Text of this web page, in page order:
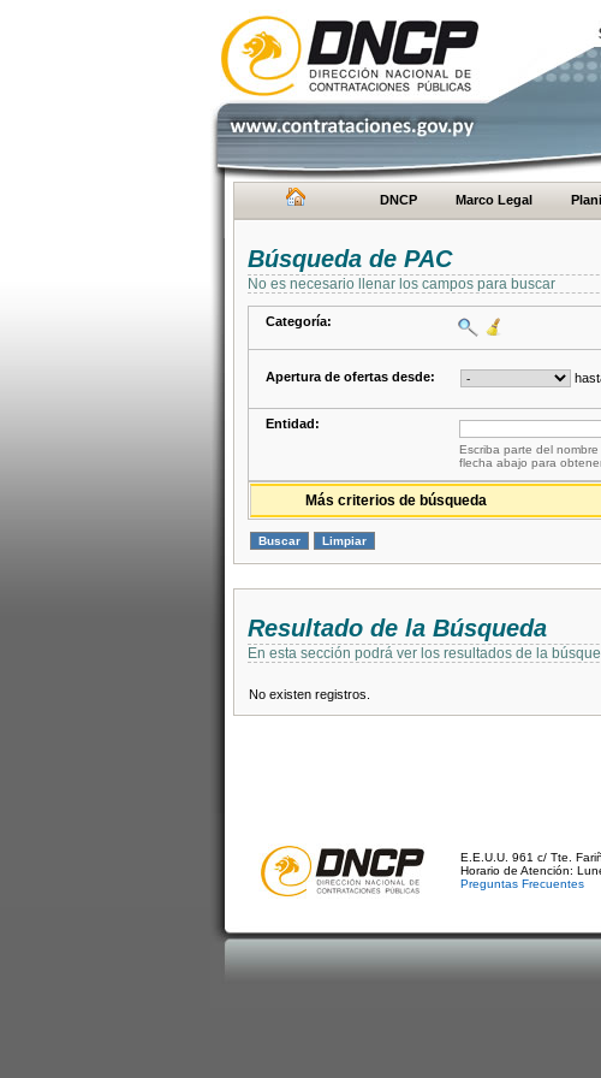
DNCP Marco Legal
Búsqueda de PAC
No es necesario llenar los campos para buscar
Categoría:
Apertura de ofertas desde:
Entidad:
Escriba parte del
flecha abajo para
Más criterios de búsqueda
Resultado de la Búsqueda
En esta sección podrá ver los resultados de la
No existen registros.
E.E.U.U. 961 c/ Tte.
Horario de Atención:
Preguntas Frecuentes